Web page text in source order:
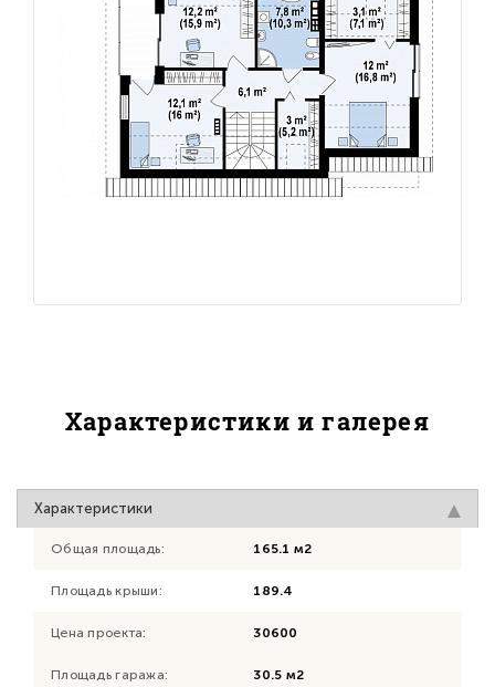
Характеристики и галерея
Характеристики
Общая площадь: 165.1 м2
Площадь крыши: 189.4
Цена проекта: 30600
Площадь гаража: 30.5 м2